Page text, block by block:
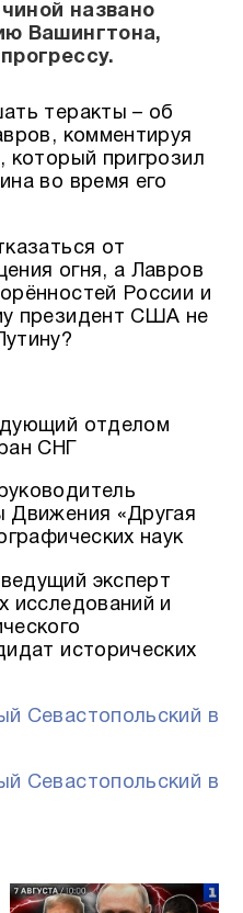
названо
Вашингтона,
теракты – об
комментируя
который пригрозил
во время его
от
огня, а Лавров
России и
президент США не
отделом
СНГ
Движения «Другая
наук
эксперт
исследований и
исторических
Севастопольский в
Севастопольский в